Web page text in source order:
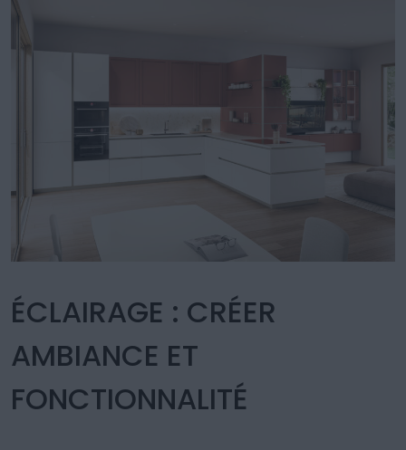
ÉCLAIRAGE : CRÉER
AMBIANCE ET
FONCTIONNALITÉ